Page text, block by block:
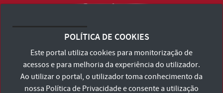
Consulte os Termos e Condições e Política de Privacidade
Declaração de Acessibilidade
POLÍTICA DE COOKIES
Este portal utiliza cookies para monitorização de
acessos e para melhoria da experiência do utilizador.
Ao utilizar o portal, o utilizador toma conhecimento da
nossa Política de Privacidadee consente a utilização